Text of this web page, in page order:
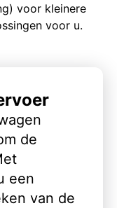
voor kleinere
voor u.
de
een
van de